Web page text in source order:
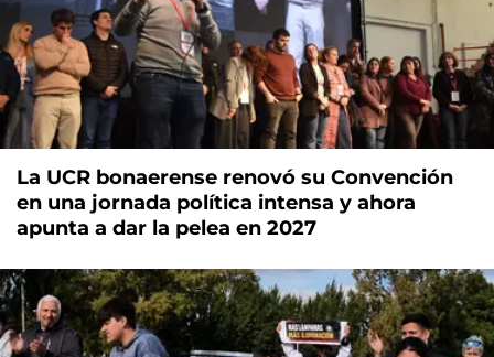
La UCR bonaerense renovó su Convención
en una jornada política intensa y ahora
apunta a dar la pelea en 2027